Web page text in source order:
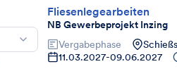
Fliesenlegearbeiten
NB Gewerbeprojekt Inzing
Vergabephase
11.03.2027-09.06.2027